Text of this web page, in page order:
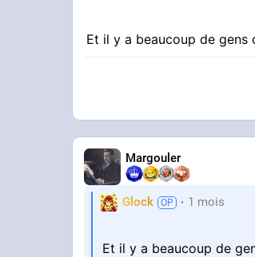
Et il y a beaucoup de gens
Margouler
Glock 1 mois
Et il y a beaucoup de